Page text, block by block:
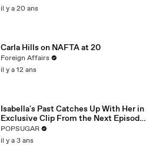
il y a 20 ans
Carla Hills on NAFTA at 20
Foreign Affairs
il y a 12 ans
Isabella's Past Catches Up With Her in
Exclusive Clip From the Next Episode
of "Cruel Summer"
POPSUGAR
il y a 3 ans